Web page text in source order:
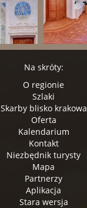
Na skróty:
O regionie
Szlaki
Skarby blisko krakowa
Oferta
Kalendarium
Kontakt
Niezbędnik turysty
Mapa
Partnerzy
Aplikacja
Stara wersja